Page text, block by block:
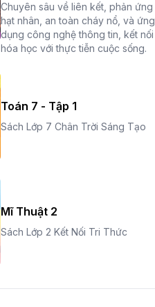
Chuyên sâu về liên kết, phản ứng
hạt nhân, an toàn cháy nổ, và ứng
dụng công nghệ thông tin, kết nối
hóa học với thực tiễn cuộc sống.
Toán 7 - Tập 1
Sách Lớp 7 Chân Trời Sáng Tạo
Mĩ Thuật 2
Sách Lớp 2 Kết Nối Tri Thức